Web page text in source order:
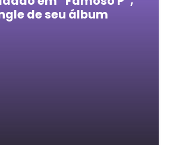
de seu álbum